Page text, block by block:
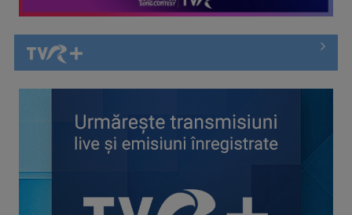
Piesa „Inimă, nu fi de piatră” a Corinei Chiriac ia argintul în